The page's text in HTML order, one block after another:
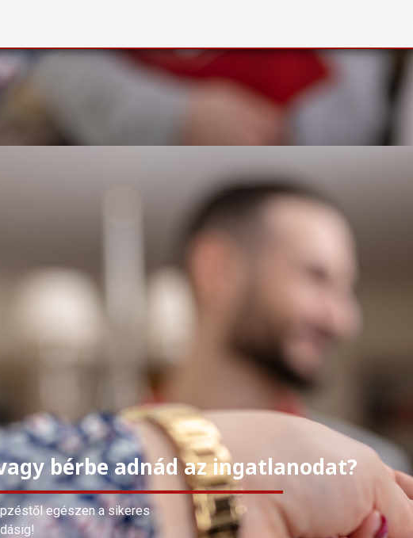
bérbe adnád az ingatlanodat?
egészen a sikeres